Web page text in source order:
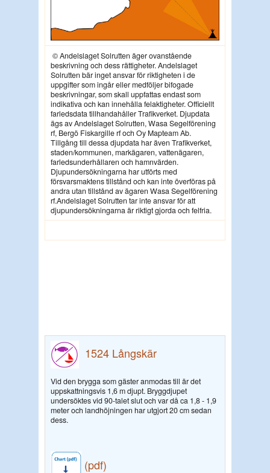
© Andelslaget Solrutten äger ovanstående
beskrivning och dess rättigheter. Andelslaget
Solrutten bär inget ansvar för riktigheten i de
uppgifter som ingår eller medföljer bifogade
beskrivningar, som skall uppfattas endast som
indikativa och kan innehålla felaktigheter. Officiellt
farledsdata tillhandahåller Trafikverket. Djupdata
ägs av Andelslaget Solrutten, Wasa Segelförening
rf, Bergö Fiskargille rf och Oy Mapteam Ab.
Tillgång till dessa djupdata har även Trafikverket,
staden/kommunen, markägaren, vattenägaren,
farledsunderhållaren och hamnvärden.
Djupundersökningarna har utförts med
försvarsmaktens tillstånd och kan inte överföras på
andra utan tillstånd av ägaren Wasa Segelförening
rf.Andelslaget Solrutten tar inte ansvar för att
djupundersökningarna är riktigt gjorda och felfria.
1524Långskär
Vid den brygga som gäster anmodas till är det
uppskattningsvis 1,6 m djupt. Bryggdjupet
undersöktes vid 90-talet slut och var då ca 1,8 - 1,9
meter och landhöjningen har utgjort 20 cm sedan
dess.
(pdf)